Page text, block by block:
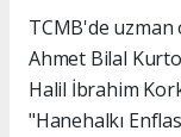
TCMB'de
Ahmet Bilal
Halil İbrahim
"Hanehalkı